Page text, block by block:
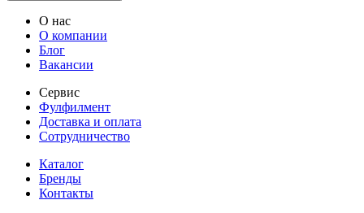
О нас
О компании
Блог
Вакансии
Сервис
Фулфилмент
Доставка и оплата
Сотрудничество
Каталог
Бренды
Контакты